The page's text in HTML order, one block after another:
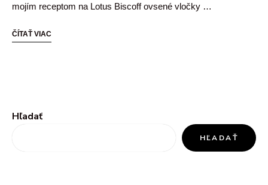
mojím receptom na Lotus Biscoff ovsené vločky …
ČÍTAŤ VIAC
Hľadať
HĽADAŤ